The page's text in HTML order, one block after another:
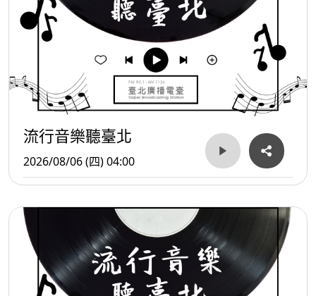
流行音樂聽臺北
2026/08/06 (四) 04:00